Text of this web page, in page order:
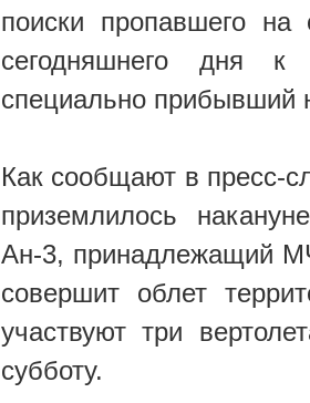
поиски пропавшего
сегодняшнего дня к
специально прибывший
Как сообщают в пресс-
приземлилось
Ан-3, принадлежащий
совершит облет
участвуют три
субботу.